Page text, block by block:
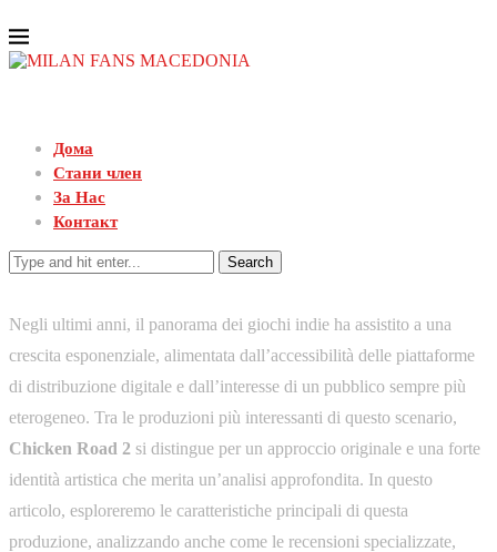
Дома
Стани член
За Нас
Контакт
Search
Negli ultimi anni, il panorama dei giochi indie ha assistito a una
crescita esponenziale, alimentata dall’accessibilità delle piattaforme
di distribuzione digitale e dall’interesse di un pubblico sempre più
eterogeneo. Tra le produzioni più interessanti di questo scenario,
Chicken Road 2 si distingue per un approccio originale e una forte
identità artistica che merita un’analisi approfondita. In questo
articolo, esploreremo le caratteristiche principali di questa
produzione, analizzando anche come le recensioni specializzate,